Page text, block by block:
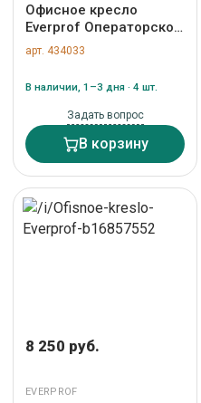
Офисное кресло
Everprof Операторское
кресло Everprof EP-300
Экокожа Коричневый
арт. 434033
В наличии, 1–3 дня · 4 шт.
Задать вопрос
В корзину
8 250 руб.
EVERPROF